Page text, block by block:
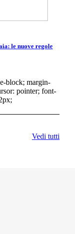
le nuove regole
block; margin-
pointer; font-
Vedi tutti